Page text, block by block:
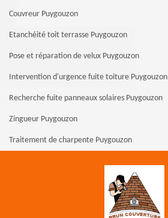
Couvreur Puygouzon
Etanchéité toit terrasse Puygouzon
Pose et réparation de velux Puygouzon
Intervention d'urgence fuite toiture Puygouzon
Recherche fuite panneaux solaires Puygouzon
Zingueur Puygouzon
Traitement de charpente Puygouzon